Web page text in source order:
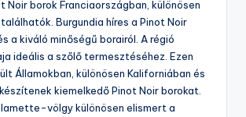
Noir borok Franciaországban, különösen
Burgundia híres a Pinot Noir
a kiváló minőségű borairól. A régió
ideális a szőlő termesztéséhez. Ezen
Államokban, különösen Kaliforniában és
kiemelkedő Pinot Noir borokat.
völgy különösen elismert a